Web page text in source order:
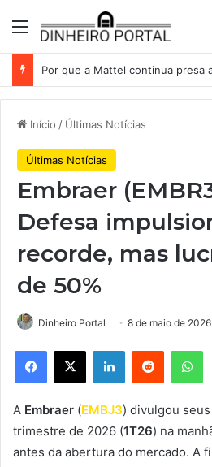
Menu
Início / Últimas Notícias
Últimas Notícias
Embraer
Defesa
recorde, mas
de 50%
Dinheiro Portal 8 de maio de 2026
Facebook
X LinkedinReddit
A Embraer (EMBJ3) divulgou seus
trimestre de 2026 (1T26) na
antes da abertura do mercado. A